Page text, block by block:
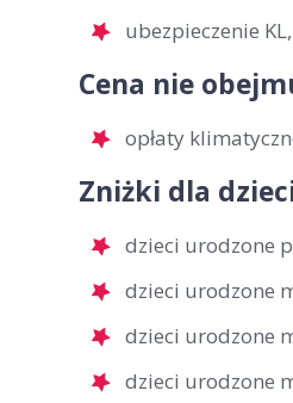
ubezpieczenie
Cena nie
opłaty
Zniżki dla
dzieci urodzone
dzieci urodzone
dzieci urodzone
dzieci urodzone